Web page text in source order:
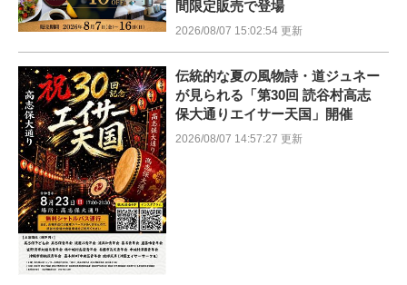
間限定販売で登場
2026/08/07 15:02:54 更新
伝統的な夏の風物詩・道ジュネー
が見られる「第30回 読谷村高志
保大通りエイサー天国」開催
2026/08/07 14:57:27 更新